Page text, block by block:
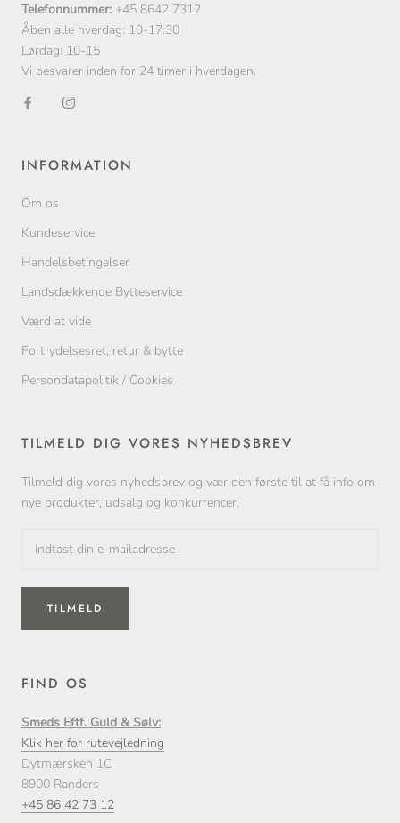
Telefonnummer: +45 8642 7312
Åben alle hverdag: 10-17:30
Lørdag: 10-15
Vi besvarer inden for 24 timer i hverdagen.
INFORMATION
Om os
Kundeservice
Handelsbetingelser
Landsdækkende Bytteservice
Værd at vide
Fortrydelsesret, retur & bytte
Persondatapolitik / Cookies
TILMELD DIG VORES NYHEDSBREV
Tilmeld dig vores nyhedsbrev og vær den første til at få info om
nye produkter, udsalg og konkurrencer.
TILMELD
FIND OS
Smeds Eftf. Guld & Sølv:
Klik her for rutevejledning
Dytmærsken 1C
8900 Randers
+45 86 42 73 12